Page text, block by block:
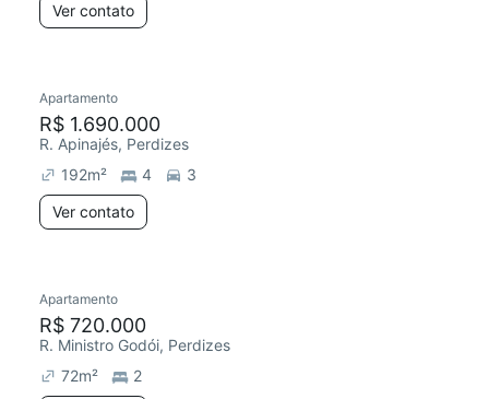
Ver contato
Apartamento
R$ 1.690.000
R. Apinajés, Perdizes
192m² 4
3
Ver contato
Apartamento
R$ 720.000
R. Ministro Godói, Perdizes
72m²
2